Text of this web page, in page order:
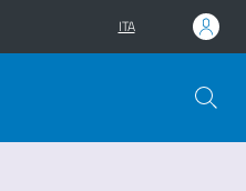
ITA